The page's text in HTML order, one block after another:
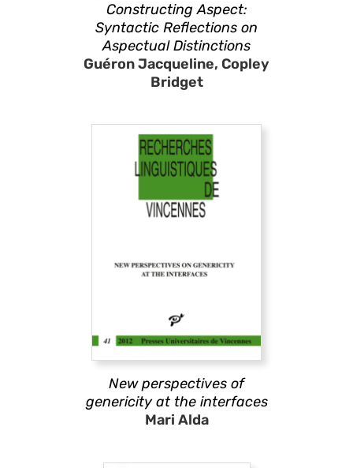
Constructing Aspect:
Syntactic Reflections on
Aspectual Distinctions
Guéron Jacqueline, Copley
Bridget
New perspectives of
genericity at the interfaces
Mari Alda